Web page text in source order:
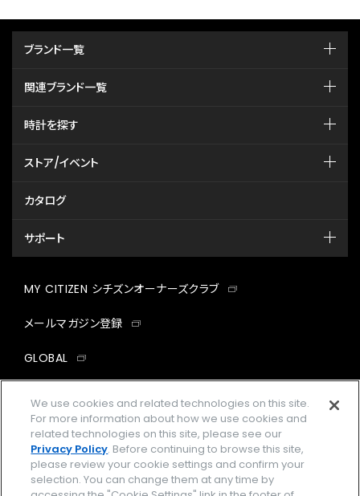
ブランド一覧
関連ブランド一覧
時計を探す
ストア/イベント
カタログ
サポート
MY CITIZEN シチズンオーナーズクラブ
メールマガジン登録
GLOBAL
facebookinstagramtwitter
企業情報 ご利用規約
We use cookies and related technologies on this site.
For more information about how we use cookies and
related technologies on this site, please see our
Privacy Policy. Before continuing to browse this site,
please review your cookie settings and confirm your
selection. You can change them at any time by